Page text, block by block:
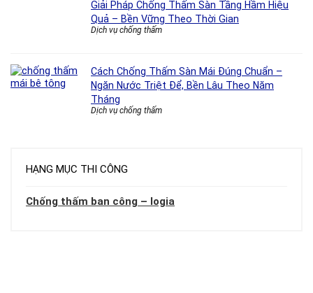
Giải Pháp Chống Thấm Sàn Tầng Hầm Hiệu
Quả – Bền Vững Theo Thời Gian
Dịch vụ chống thấm
Cách Chống Thấm Sàn Mái Đúng Chuẩn –
Ngăn Nước Triệt Để, Bền Lâu Theo Năm
Tháng
Dịch vụ chống thấm
HẠNG MỤC THI CÔNG
Chống thấm ban công – logia